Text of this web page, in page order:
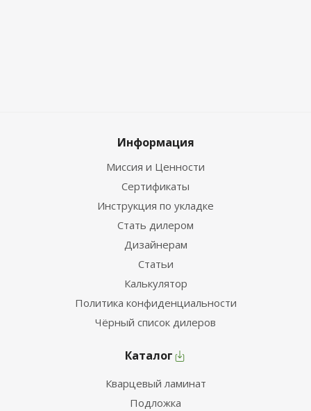
Информация
Миссия и Ценности
Сертификаты
Инструкция по укладке
Стать дилером
Дизайнерам
Статьи
Калькулятор
Политика конфиденциальности
Чёрный список дилеров
Каталог
Кварцевый ламинат
Подложка